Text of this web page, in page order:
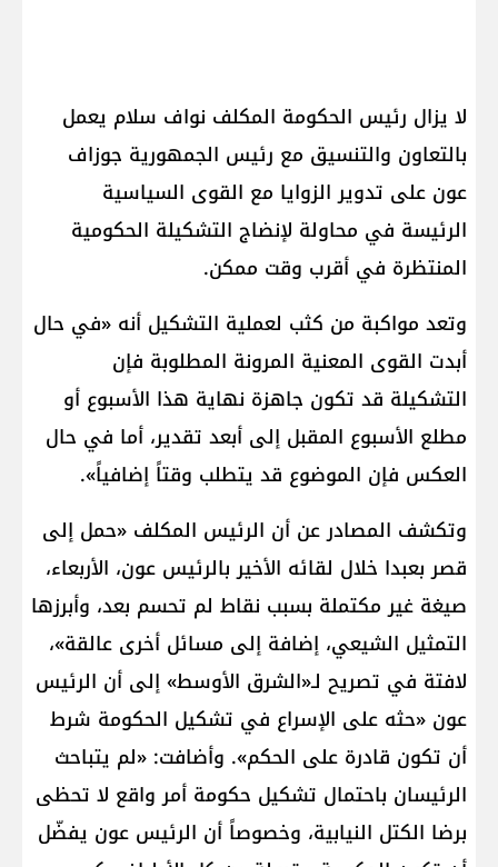
لا يزال رئيس الحكومة المكلف نواف سلام يعمل
بالتعاون والتنسيق مع رئيس الجمهورية جوزاف
عون على تدوير الزوايا مع القوى السياسية
الرئيسة في محاولة لإنضاج التشكيلة الحكومية
المنتظرة في أقرب وقت ممكن.
وتعد مواكبة من كثب لعملية التشكيل أنه «في حال
أبدت القوى المعنية المرونة المطلوبة فإن
التشكيلة قد تكون جاهزة نهاية هذا الأسبوع أو
مطلع الأسبوع المقبل إلى أبعد تقدير، أما في حال
العكس فإن الموضوع قد يتطلب وقتاً إضافياً».
وتكشف المصادر عن أن الرئيس المكلف «حمل إلى
قصر بعبدا خلال لقائه الأخير بالرئيس عون، الأربعاء،
صيغة غير مكتملة بسبب نقاط لم تحسم بعد، وأبرزها
التمثيل الشيعي، إضافة إلى مسائل أخرى عالقة»،
لافتة في تصريح لـ«الشرق الأوسط» إلى أن الرئيس
عون «حثه على الإسراع في تشكيل الحكومة شرط
أن تكون قادرة على الحكم». وأضافت: «لم يتباحث
الرئيسان باحتمال تشكيل حكومة أمر واقع لا تحظى
برضا الكتل النيابية، وخصوصاً أن الرئيس عون يفضّل